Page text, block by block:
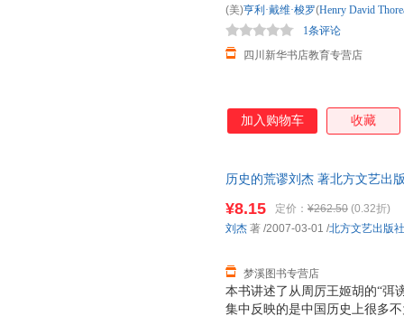
四川新华书店教育专营店
1条评论
(美)亨利·戴维·梭罗(Henry David
加入购物车 收藏
历史的荒谬刘杰 著北方文艺出
本书讲述了从周厉王姬胡的“弭
集中反映的是中国历史上很多
¥8.15 定价： ¥262.50 (0.32折)
梦溪图书专营店
刘杰 著 /2007-03-01 /北方文艺出版社